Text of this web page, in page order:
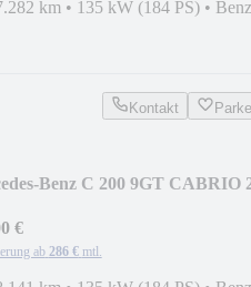
km • 135 kW (184 PS) •
Kontakt
Benz C 200 9GT CABRIO
€
ab 286 € mtl.